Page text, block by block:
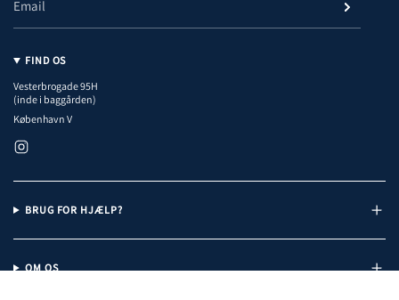
BRUG FOR HJÆLP?
OM OS
FIND OS
Vesterbrogade 95H
(inde i baggården)
København V
a
r
m